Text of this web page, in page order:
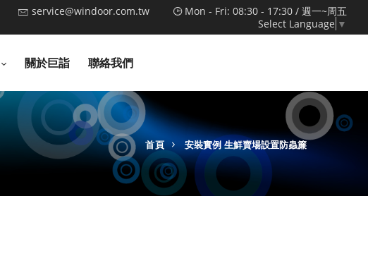
service@windoor.com.tw
Mon - Fri: 08:30 - 17:30 / 週一~周五
Select Language ▼
關於巨詣 聯絡我們
首頁 安裝實例 生鮮賣場設置防蟲簾